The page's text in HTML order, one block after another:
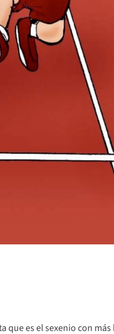
que es el sexenio con